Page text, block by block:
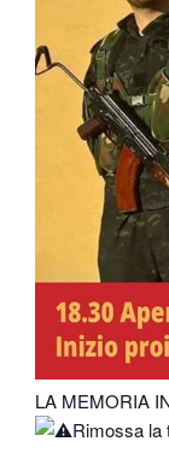
LA MEMORIA
Rimossa la